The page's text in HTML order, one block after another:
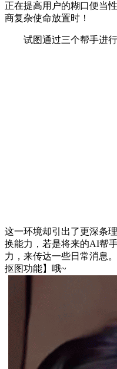
正在提高用户的糊口便当
商复杂使命放置时！
试图通过三个帮手进行
这一环境却引出了更深条
换能力，若是将来的AI帮
力，来传达一些日常消息
抠图功能】哦~